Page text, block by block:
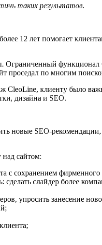
таких результатов.
12 лет помогает
функционал
по многим
CleoLine, клиенту было
дизайна и SEO.
новые SEO-
над сайтом:
с сохранением фирменного
сделать слайдер более
упросить занесение